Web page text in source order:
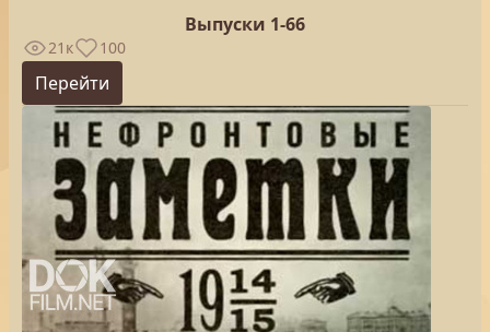
Выпуски 1-66
21к 100
Перейти